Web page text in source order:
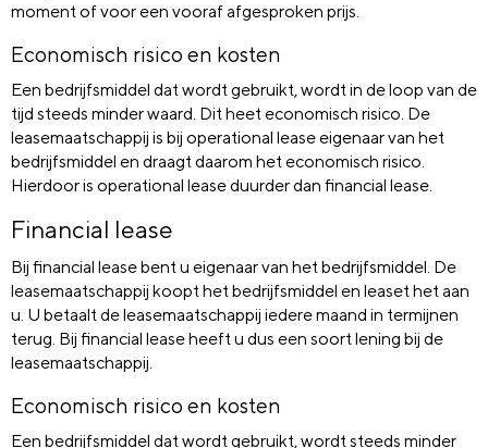
moment of voor een vooraf afgesproken prijs.
Economisch risico en kosten
Een bedrijfsmiddel dat wordt gebruikt, wordt in de loop van de
tijd steeds minder waard. Dit heet economisch risico. De
leasemaatschappij is bij operational lease eigenaar van het
bedrijfsmiddel en draagt daarom het economisch risico.
Hierdoor is operational lease duurder dan financial lease.
Financial lease
Bij financial lease bent u eigenaar van het bedrijfsmiddel. De
leasemaatschappij koopt het bedrijfsmiddel en leaset het aan
u. U betaalt de leasemaatschappij iedere maand in termijnen
terug. Bij financial lease heeft u dus een soort lening bij de
leasemaatschappij.
Economisch risico en kosten
Een bedrijfsmiddel dat wordt gebruikt, wordt steeds minder